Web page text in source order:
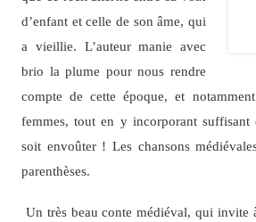
d’enfant et celle de son âme, qui
a vieillie. L’auteur manie avec
brio la plume pour nous rendre
compte de cette époque, et
femmes, tout en y incorporant suffisant
soit envoûter ! Les chansons
parenthèses.
Un très beau conte médiéval, qui invite